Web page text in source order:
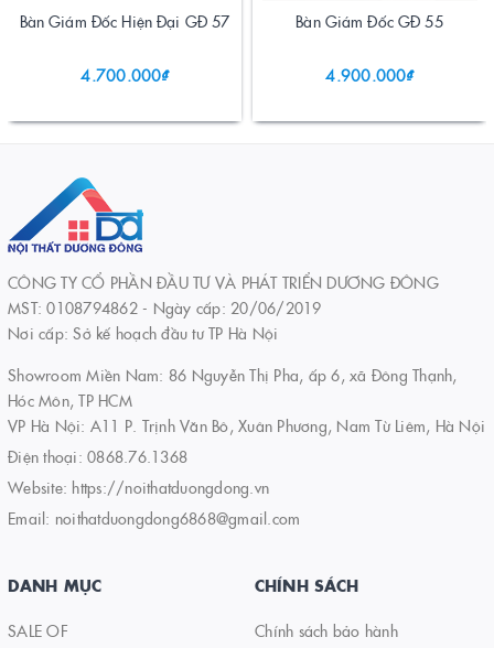
Bàn Giám Đốc Hiện Đại GĐ 57
4.700.000₫
Bàn Giám Đốc GĐ 55
4.900.000₫
CÔNG TY CỔ PHẦN ĐẦU TƯ VÀ PHÁT TRIỂN DƯƠNG ĐÔNG
MST: 0108794862 - Ngày cấp: 20/06/2019
Nơi cấp: Sở kế hoạch đầu tư TP Hà Nội
Showroom Miền Nam: 86 Nguyễn Thị Pha, ấp 6, xã Đông Thạnh,
Hóc Môn, TP HCM
VP Hà Nội: A11 P. Trịnh Văn Bô, Xuân Phương, Nam Từ Liêm, Hà Nội
Điện thoại: 0868.76.1368
Website: https://noithatduongdong.vn
Email: noithatduongdong6868@gmail.com
DANH MỤC
SALE OF
CHÍNH SÁCH
Chính sách bảo hành